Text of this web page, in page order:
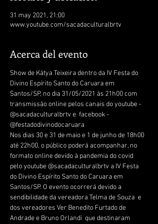
31 may 2021, 21:00
www.youtube.com/sacadaculturalbrtv
Acerca del evento
Show de Kátya Teixeira dentro da IV Festa do
Divino Espírito Santo do Caruara em
Santos/SP, no dia 31/05/2021 às 21h00 com
transmissão online pelos canais do youtube -
@sacadaculturalbrtv e  facebook -
@festadodivinodocaruara
Nos dias 30 e 31 de maio e 1 de junho de 18h00
até 22h00, o público poderá acompanhar, no
formato online devido à pandemia do covid
pelo youtube @sacadaculturalbrtv a IV Festa
do Divino Espírito Santo do Caruara em
Santos/SP. O evento ocorrerá devido a
sendibilidade da vereadora Telma de Souza  e
dos vereadores Ver Benedito Furtado de
Andrade e Bruno Orlandi  que destinaram